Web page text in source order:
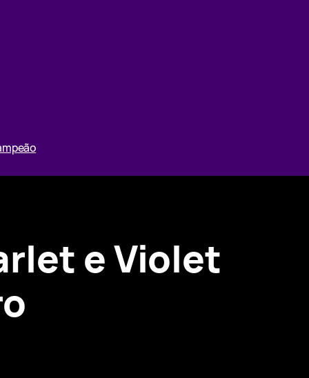
e Violet